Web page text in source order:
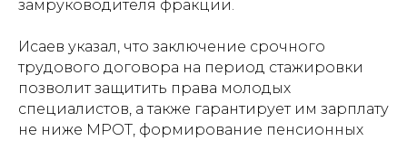
замруководителя фракции.
Исаев указал, что заключение срочного
трудового договора на период стажировки
позволит защитить права молодых
специалистов, а также гарантирует им зарплату
не ниже МРОТ, формирование пенсионных